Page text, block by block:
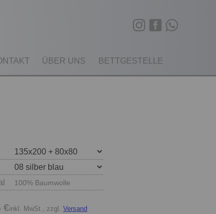
ÜBER UNS BETTGESTELLE
100% Baumwolle
€inkl. MwSt., zzgl. Versand